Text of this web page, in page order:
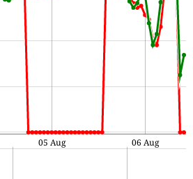
05 Aug 06 Aug